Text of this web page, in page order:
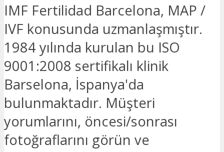
IMF Fertilidad Barcelona, MAP /
IVF konusunda uzmanlaşmıştır.
1984 yılında kurulan bu ISO
9001:2008 sertifikalı klinik
Barselona, İspanya'da
bulunmaktadır. Müşteri
yorumlarını, öncesi/sonrası
fotoğraflarını görün ve